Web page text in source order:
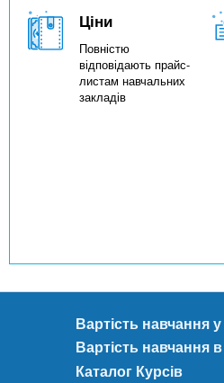
Ціни
Повністю
відповідають прайс-
листам навчальних
закладів
Вартість навчання
Вартість навчання
Каталог Курсів